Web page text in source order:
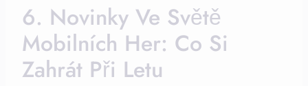
6. Novinky Ve Světě
Mobilních Her: Co Si
Zahrát Při Letu